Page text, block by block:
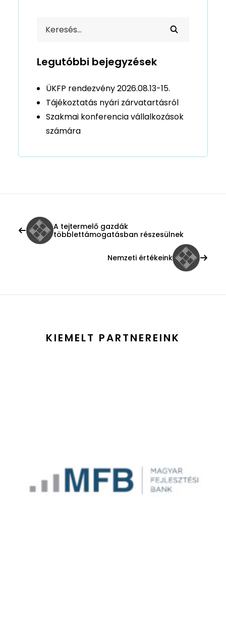
Legutóbbi bejegyzések
ÜKFP rendezvény 2026.08.13-15.
Tájékoztatás nyári zárvatartásról
Szakmai konferencia vállalkozások
számára
A tejtermelő gazdák
többlettámogatásban részesülnek
Nemzeti értékeink
KIEMELT PARTNEREINK